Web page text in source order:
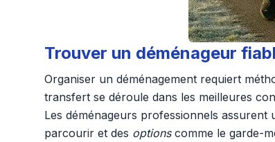
Trouver un déménageur
Organiser un déménagement requiert
transfert se déroule dans les meilleures
Les déménageurs professionnels
parcourir et des optionscomme le garde-